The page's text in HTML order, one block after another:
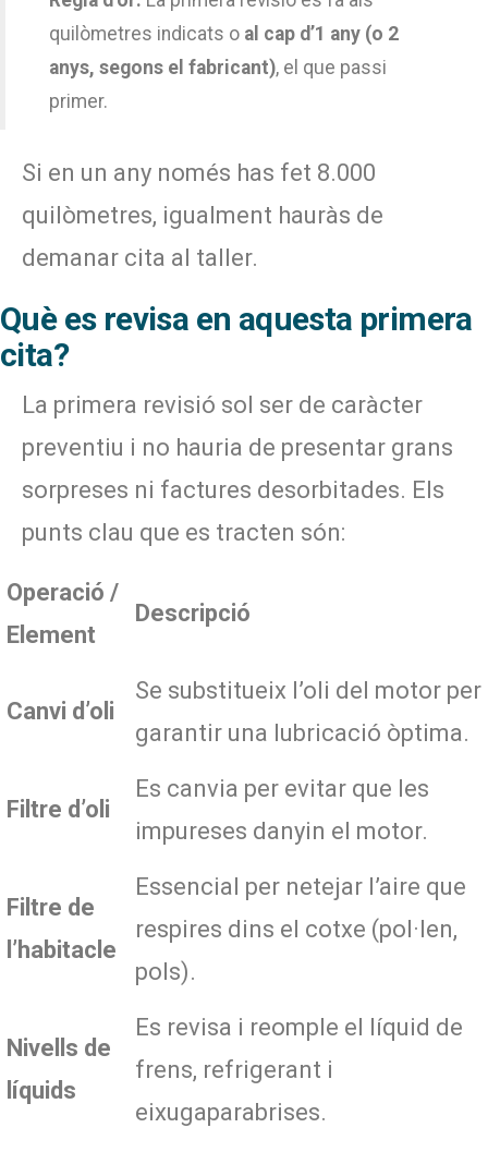
quilòmetres indicats o al cap d’1 any (o 2
anys, segons el fabricant), el que passi
primer.
Si en un any només has fet 8.000
quilòmetres, igualment hauràs de
demanar cita al taller.
Què es revisa en aquesta primera
cita?
La primera revisió sol ser de caràcter
preventiu i no hauria de presentar grans
sorpreses ni factures desorbitades. Els
punts clau que es tracten són:
Operació /
Element
Descripció
Canvi d’oli
Se substitueix l’oli del motor per
garantir una lubricació òptima.
Filtre d’oli
Es canvia per evitar que les
impureses danyin el motor.
Filtre de
l’habitacle
Essencial per netejar l’aire que
respires dins el cotxe (pol·len,
pols).
Nivells de
líquids
Es revisa i reomple el líquid de
frens, refrigerant i
eixugaparabrises.